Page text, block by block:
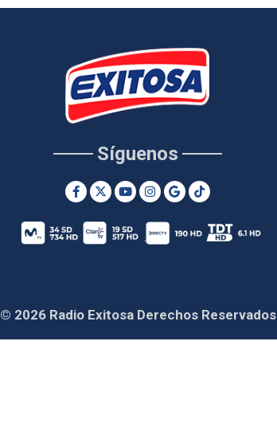
Síguenos
© 2026 Radio Exitosa Derechos Reservados